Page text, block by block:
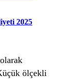
2025
ölçekli